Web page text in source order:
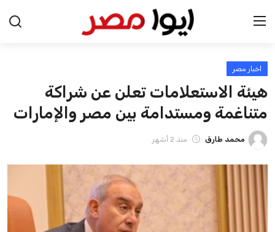
الرئيسية
اخبار مصر
عرب وعالم
اخبار الرياضة
اخبار مصر
هيئة الاستعلامات تعلن عن شراكة
متناغمة ومستدامة بين مصر والإمارات
محمد طارق منذ 2 أشهر